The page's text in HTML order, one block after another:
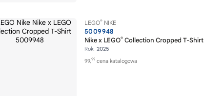
LEGO® NIKE
5009948
Nike x LEGO® Collection Cropped T-Shirt
Rok: 2025
99,99 cena katalogowa